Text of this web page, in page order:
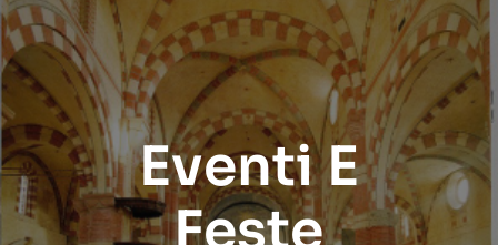
Eventi E
Feste